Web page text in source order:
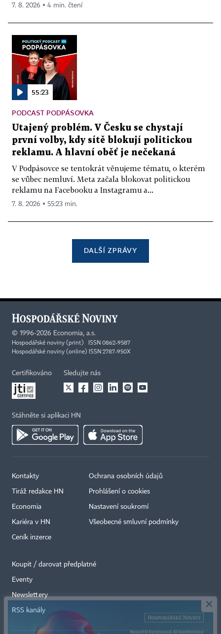
7. 8. 2026 ▪ 4 min. čtení
55:23
PODCAST PODPÁSOVKA
Utajený problém. V Česku se chystají
první volby, kdy sítě blokují politickou
reklamu. A hlavní oběť je nečekaná
V Podpásovce se tentokrát věnujeme tématu, o kterém
se vůbec nemluví. Meta začala blokovat politickou
reklamu na Facebooku a Instagramu a...
7. 8. 2026 ▪ 55:23 min.
DALŠÍ ZPRÁVY
© 1996-2026 Economia, a.s.
Hospodářské noviny (print) ISSN 0862-9587
Hospodářské noviny (online) ISSN 2787-950X
Certifikováno Sledujte nás
Stáhněte si aplikaci HN
Kontakty
Tiráž redakce HN
Economia
Kariéra v HN
Ceník inzerce
Ochrana osobních údajů
Prohlášení o cookies
Nastavení soukromí
Všeobecné smluvní podmínky
Koupit / darovat předplatné
Eventy
Newslettery
RSS kanály